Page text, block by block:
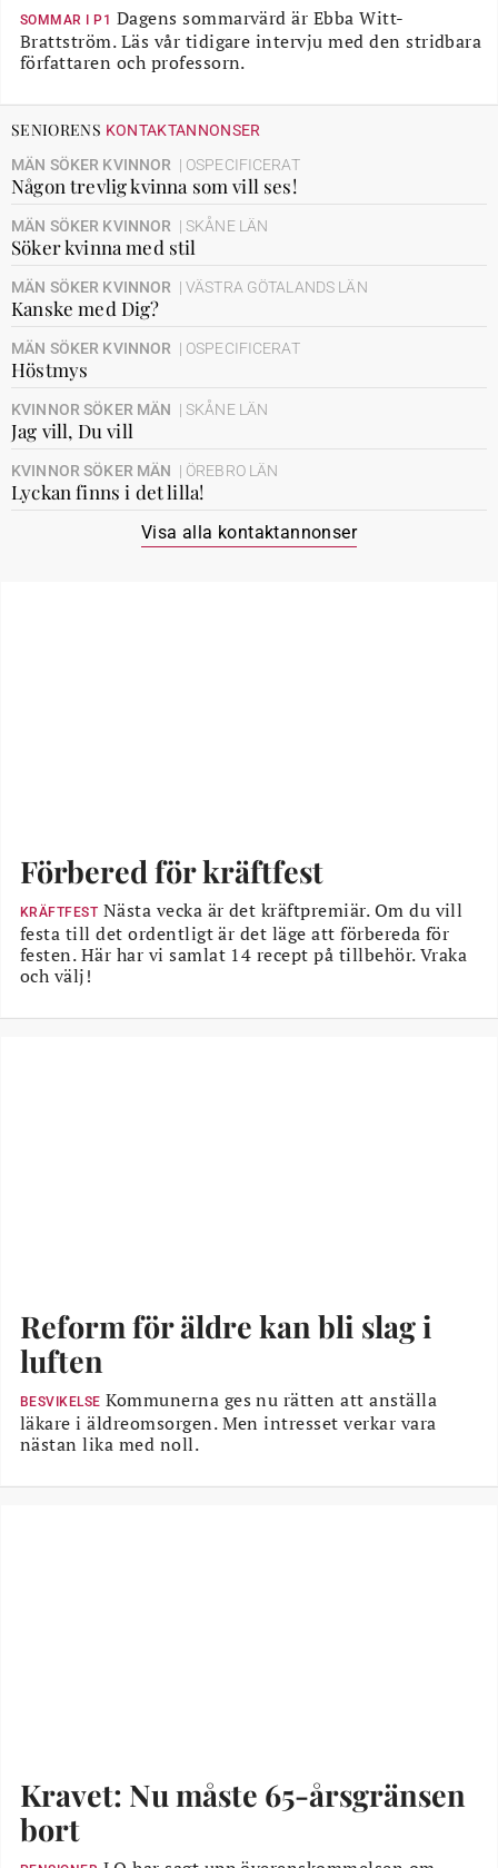
SOMMAR I P1 Dagens sommarvärd är Ebba Witt-
Brattström. Läs vår tidigare intervju med den stridbara
författaren och professorn.
SENIORENS KONTAKTANNONSER
MÄN SÖKER KVINNOR | OSPECIFICERAT
Någon trevlig kvinna som vill ses!
MÄN SÖKER KVINNOR | SKÅNE LÄN
Söker kvinna med stil
MÄN SÖKER KVINNOR | VÄSTRA GÖTALANDS LÄN
Kanske med Dig?
MÄN SÖKER KVINNOR | OSPECIFICERAT
Höstmys
KVINNOR SÖKER MÄN | SKÅNE LÄN
Jag vill, Du vill
KVINNOR SÖKER MÄN | ÖREBRO LÄN
Lyckan finns i det lilla!
Visa alla kontaktannonser
Förbered för kräftfest
KRÄFTFEST Nästa vecka är det kräftpremiär. Om du vill
festa till det ordentligt är det läge att förbereda för
festen. Här har vi samlat 14 recept på tillbehör. Vraka
och välj!
Reform för äldre kan bli slag i
luften
BESVIKELSE Kommunerna ges nu rätten att anställa
läkare i äldreomsorgen. Men intresset verkar vara
nästan lika med noll.
Kravet: Nu måste 65-årsgränsen
bort